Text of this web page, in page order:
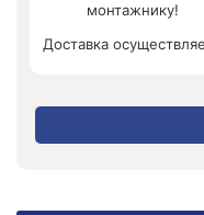
монтажнику!
Доставка